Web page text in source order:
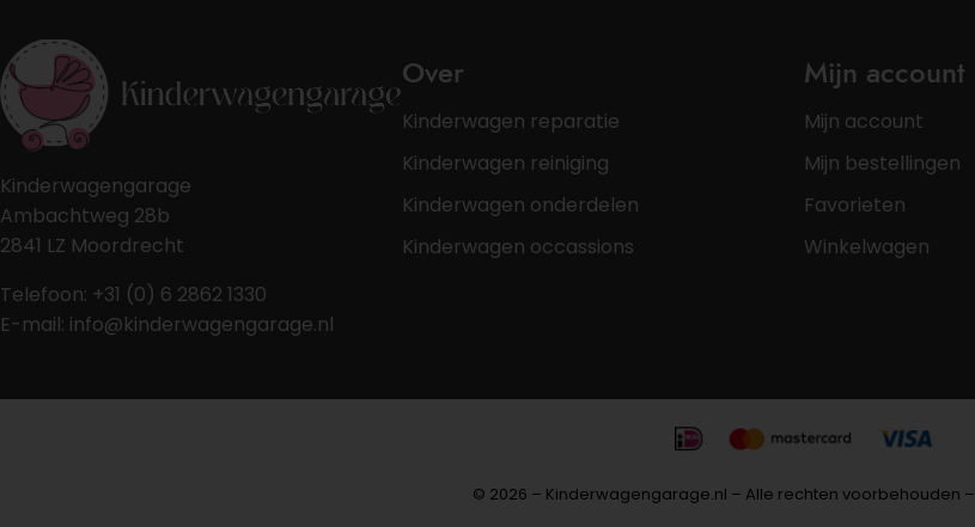
Kinderwagengarage
Ambachtweg 28b
2841 LZ Moordrecht
Telefoon: +31 (0) 6 2862 1330
E-mail: info@kinderwagengarage.nl
Over
Kinderwagen reparatie
Kinderwagen reiniging
Kinderwagen onderdelen
Kinderwagen occassions
Mijn account
Mijn account
Mijn bestellingen
Favorieten
Winkelwagen
© 2026 – Kinderwagengarage.nl – Alle rechten voorbehouden –